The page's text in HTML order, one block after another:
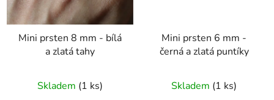
Mini prsten 8 mm - bílá
a zlatá tahy
Skladem (1 ks)
Mini prsten 6 mm -
černá a zlatá puntíky
Skladem (1 ks)